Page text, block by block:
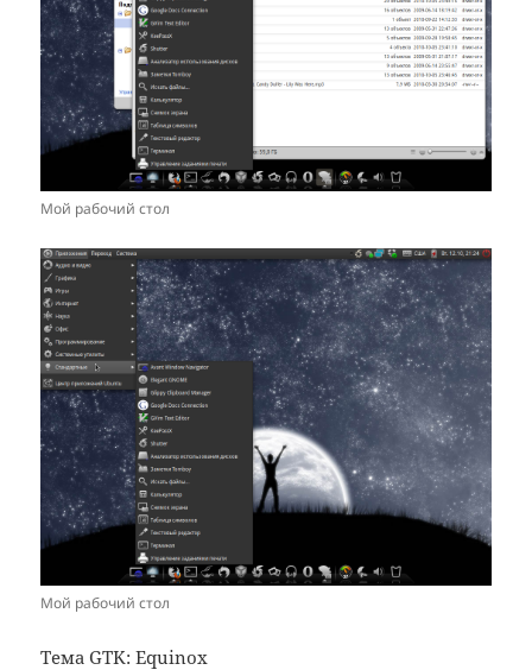
Мой рабочий стол
Мой рабочий стол
Тема GTK: Equinox